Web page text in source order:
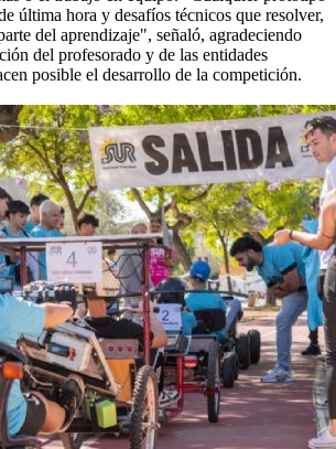
última hora y desafíos técnicos que resolver,
del aprendizaje", señaló, agradeciendo
del profesorado y de las entidades
posible el desarrollo de la competición.